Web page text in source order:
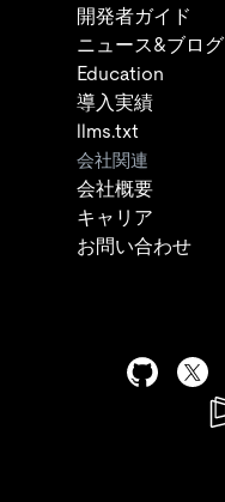
開発者ガイド
ニュース&ブログ
Education
導入実績
llms.txt
会社関連
会社概要
キャリア
お問い合わせ